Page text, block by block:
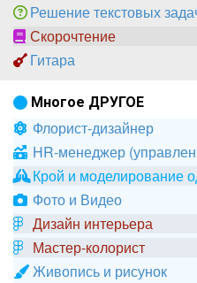
Решение текстовых
Скорочтение
Гитара
Многое ДРУГОЕ
Флорист-дизайнер
HR-менеджер
Крой и моделирование
Фото и Видео
Дизайн интерьера
Мастер-колорист
Живопись и рисунок